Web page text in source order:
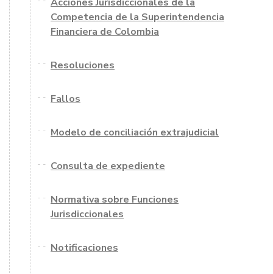
Competencia de la Superintendencia
Financiera de Colombia
Resoluciones
Fallos
Modelo de conciliación extrajudicial
Consulta de expediente
Normativa sobre Funciones
Jurisdiccionales
Notificaciones